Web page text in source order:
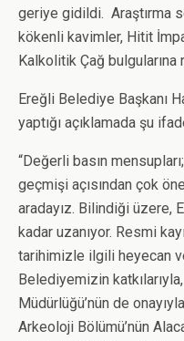
geriye gidildi. Araştırma
kökenli kavimler, Hitit
Kalkolitik Çağ bulgularına
Ereğli Belediye Başkanı
yaptığı açıklamada şu
“Değerli basın
geçmişi açısından çok
aradayız. Bilindiği üzere,
kadar uzanıyor. Resmi
tarihimizle ilgili heyecan
Belediyemizin
Müdürlüğü’nün de
Arkeoloji Bölümü’nün